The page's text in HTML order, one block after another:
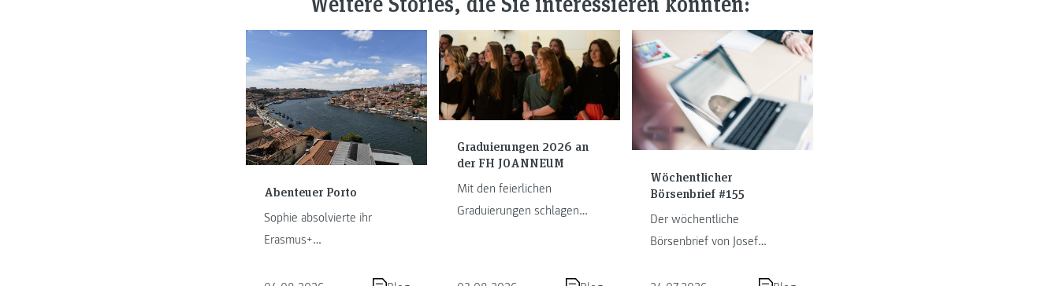
Abenteuer Porto
Sophie absolvierte ihr
Erasmus+
Graduierungen 2026 an
der FH JOANNEUM
Mit den feierlichen
Graduierungen schlagen
Absolvent:innen auf. Die FH
Wöchentlicher
Börsenbrief #155
Der wöchentliche
Börsenbrief von Josef